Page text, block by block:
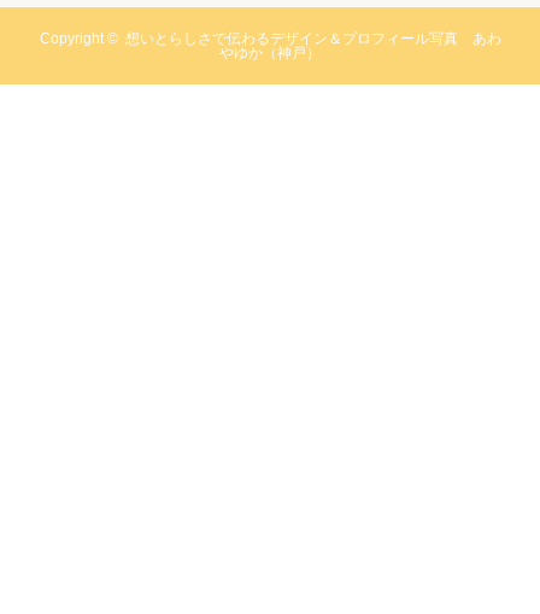
Copyright © 想いとらしさで伝わるデザイン＆プロフィール写真 あわ
やゆか（神戸）